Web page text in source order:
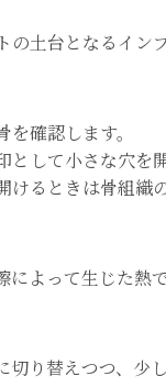
土台となるイン
確認します。
して小さな穴を開
るときは骨組織
よって生じた熱
り替えつつ、少